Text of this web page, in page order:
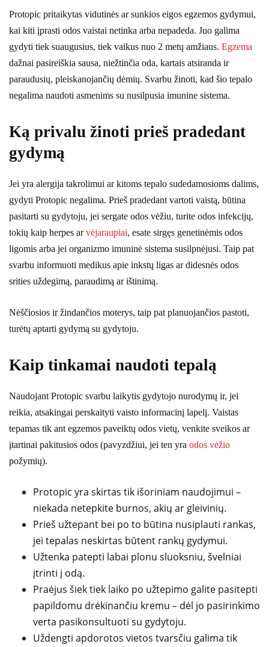
Protopic pritaikytas vidutinės ar sunkios eigos egzemos gydymui,
kai kiti įprasti odos vaistai netinka arba nepadeda. Juo galima
gydyti tiek suaugusius, tiek vaikus nuo 2 metų amžiaus. Egzema
dažnai pasireiškia sausa, niežtinčia oda, kartais atsiranda ir
paraudusių, pleiskanojančių dėmių. Svarbu žinoti, kad šio tepalo
negalima naudoti asmenims su nusilpusia imunine sistema.
Ką privalu žinoti prieš pradedant
gydymą
Jei yra alergija takrolimui ar kitoms tepalo sudedamosioms dalims,
gydyti Protopic negalima. Prieš pradedant vartoti vaistą, būtina
pasitarti su gydytoju, jei sergate odos vėžiu, turite odos infekcijų,
tokių kaip herpes arvėjaraupiai, esate sirgęs genetinėmis odos
ligomis arba jei organizmo imuninė sistema susilpnėjusi. Taip pat
svarbu informuoti medikus apie inkstų ligas ar didesnės odos
srities uždegimą, paraudimą ar ištinimą.
Nėščiosios ir žindančios moterys, taip pat planuojančios pastoti,
turėtų aptarti gydymą su gydytoju.
Kaip tinkamai naudoti tepalą
Naudojant Protopic svarbu laikytis gydytojo nurodymų ir, jei
reikia, atsakingai perskaityti vaisto informacinį lapelį. Vaistas
tepamas tik ant egzemos paveiktų odos vietų, venkite sveikos ar
įtartinai pakitusios odos (pavyzdžiui, jei ten yra odos vėžio
požymių).
Protopic yra skirtas tik išoriniam naudojimui –
niekada netepkite burnos, akių ar gleivinių.
Prieš užtepant bei po to būtina nusiplauti rankas,
jei tepalas neskirtas būtent rankų gydymui.
Užtenka patepti labai plonu sluoksniu, švelniai
įtrinti į odą.
Praėjus šiek tiek laiko po užtepimo galite pasitepti
papildomu drėkinančiu kremu – dėl jo pasirinkimo
verta pasikonsultuoti su gydytoju.
Uždengti apdorotos vietos tvarsčiu galima tik